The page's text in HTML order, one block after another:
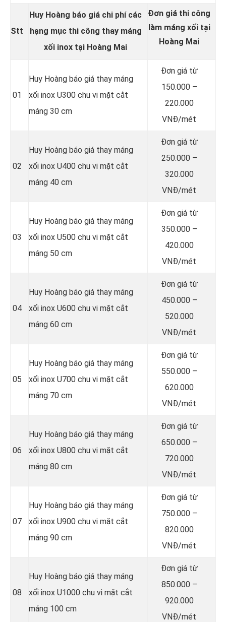
Stt
Huy Hoàng báo giá chi phí các
hạng mục thi công thaymáng
xối inox tại Hoàng Mai
Đơn giá thi công
làm máng xối tại
Hoàng Mai
01
Huy Hoàng báo giá thay máng
xối inox U300 chu vi mặt cắt
máng 30 cm
Đơn giá từ
150.000 –
220.000
VNĐ/mét
02
Huy Hoàng báo giá thay máng
xối inox U400 chu vi mặt cắt
máng 40 cm
Đơn giá từ
250.000 –
320.000
VNĐ/mét
03
Huy Hoàng báo giá thay máng
xối inox U500 chu vi mặt cắt
máng 50 cm
Đơn giá từ
350.000 –
420.000
VNĐ/mét
04
Huy Hoàng báo giá thay máng
xối inox U600 chu vi mặt cắt
máng 60 cm
Đơn giá từ
450.000 –
520.000
VNĐ/mét
05
Huy Hoàng báo giá thay máng
xối inox U700 chu vi mặt cắt
máng 70 cm
Đơn giá từ
550.000 –
620.000
VNĐ/mét
06
Huy Hoàng báo giá thay máng
xối inox U800 chu vi mặt cắt
máng 80 cm
Đơn giá từ
650.000 –
720.000
VNĐ/mét
07
Huy Hoàng báo giá thay máng
xối inox U900 chu vi mặt cắt
máng 90 cm
Đơn giá từ
750.000 –
820.000
VNĐ/mét
08
Huy Hoàng báo giá thay máng
xối inox U1000 chu vi mặt cắt
máng 100 cm
Đơn giá từ
850.000 –
920.000
VNĐ/mét